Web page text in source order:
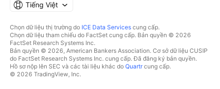
Tiếng Việt
Chọn dữ liệu thị trường do ICE Data Services cung cấp.
Chọn dữ liệu tham chiếu do FactSet cung cấp. Bản quyền © 2026
FactSet Research Systems Inc.
Bản quyền © 2026, American Bankers Association. Cơ sở dữ liệu CUSIP
do FactSet Research Systems Inc. cung cấp. Đã đăng ký bản quyền.
Hồ sơ nộp lên SEC và các tài liệu khác do Quartrcung cấp.
© 2026 TradingView, Inc.